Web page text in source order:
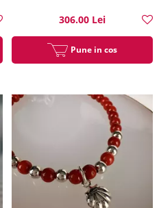
306.00 Lei
Pune in cos